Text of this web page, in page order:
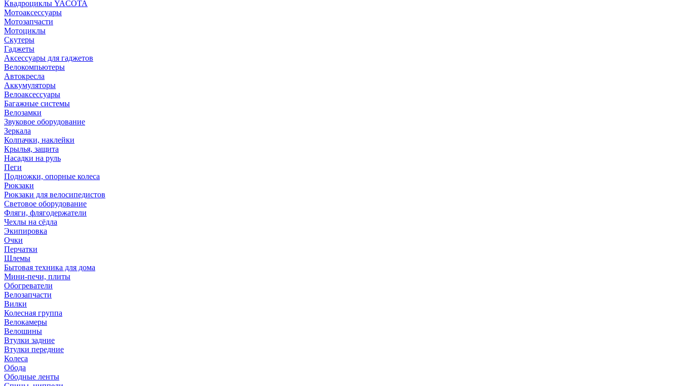
Квадроциклы YACOTA
Мотоаксессуары
Мотозапчасти
Мотоциклы
Скутеры
Гаджеты
Аксессуары для гаджетов
Велокомпьютеры
Автокресла
Аккумуляторы
Велоаксессуары
Багажные системы
Велозамки
Звуковое оборудование
Зеркала
Колпачки, наклейки
Крылья, защита
Насадки на руль
Пеги
Подножки, опорные колеса
Рюкзаки
Рюкзаки для велосипедистов
Световое оборудование
Фляги, флягодержатели
Чехлы на сёдла
Экипировка
Очки
Перчатки
Шлемы
Бытовая техника для дома
Мини-печи, плиты
Обогреватели
Велозапчасти
Вилки
Колесная группа
Велокамеры
Велошины
Втулки задние
Втулки передние
Колеса
Обода
Ободные ленты